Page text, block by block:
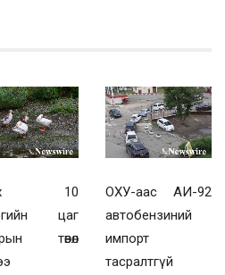
10
цаг
төвөл
ОХУ-аас АИ-92
автобензиний
импорт
тасралтгүй